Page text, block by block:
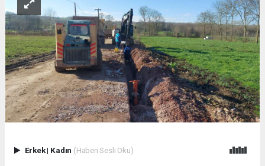
Erkek| Kadın (Haberi Sesli Oku)